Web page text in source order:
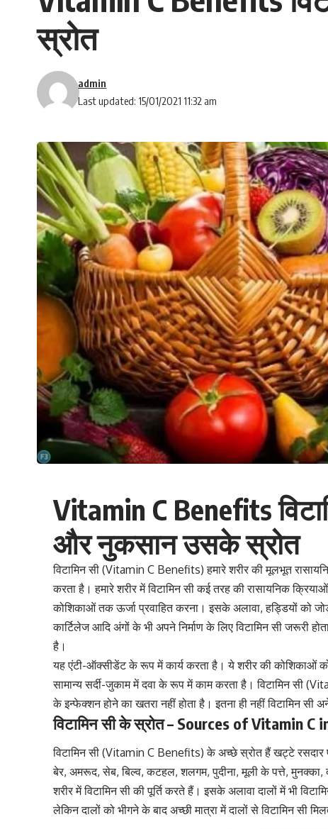
स्रोत
Last updated: 15/01/2021 11:32 am
admin
Vitamin C Benefits
और नुकसान उसके स्रोत
विटामिन सी (Vitamin C Benefits) हमारे शरीर की मूलभूत
करता है। हमारे शरीर में विटामिन सी कई तरह की रासायनिक
कोशिकाओं तक ऊर्जा प्रवाहित करना। इसके अलावा,हड्डियों को
कार्टिलेज आदि अंगों के भी अपने निर्माण के लिए विटामिन सी जरूरी
है।
यहएंटी-ऑक्सीडेंटके रूप में कार्य करता है। ये शरीर की कोशिकाओं
सामान्यसर्दी-जुकाम में दवा के रूप में काम करता है । विटामिन सी
के इन्फेक्शन होने का खतरा नहीं होता है। इतना ही नहीं विटामिन
विटामिन सी के स्रोत – Sources of Vitamin C
विटामिन सी (Vitamin C Benefits) के अच्छे स्रोत हैं खट्टे
बेर, अमरूद, सेब, बिल्व, कटहल, शलगम, पुदीना, मूली के पत्ते, मुनक्का,
शरीर मेंविटामिन सी की पूर्तिकरते हैं। इसके अलावा दालों में भी
लेकिन दालों को भीगने के बाद अच्छी मात्रा में दालों से विटामिन सी